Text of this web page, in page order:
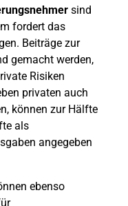
sind
fordert das
Beiträge zur
gemacht werden,
Risiken
privaten auch
können zur Hälfte
als
angegeben
ebenso